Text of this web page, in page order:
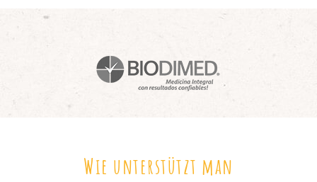
Wie unterstützt man